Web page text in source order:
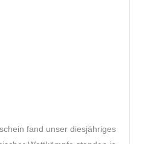
fand unser diesjähriges